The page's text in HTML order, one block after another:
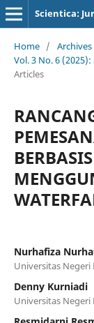
Scientica:
Home / Archives
Vol. 3 No. 6
Articles
Nurhafiza
Universitas Negeri
Denny Kurniadi
Universitas Negeri